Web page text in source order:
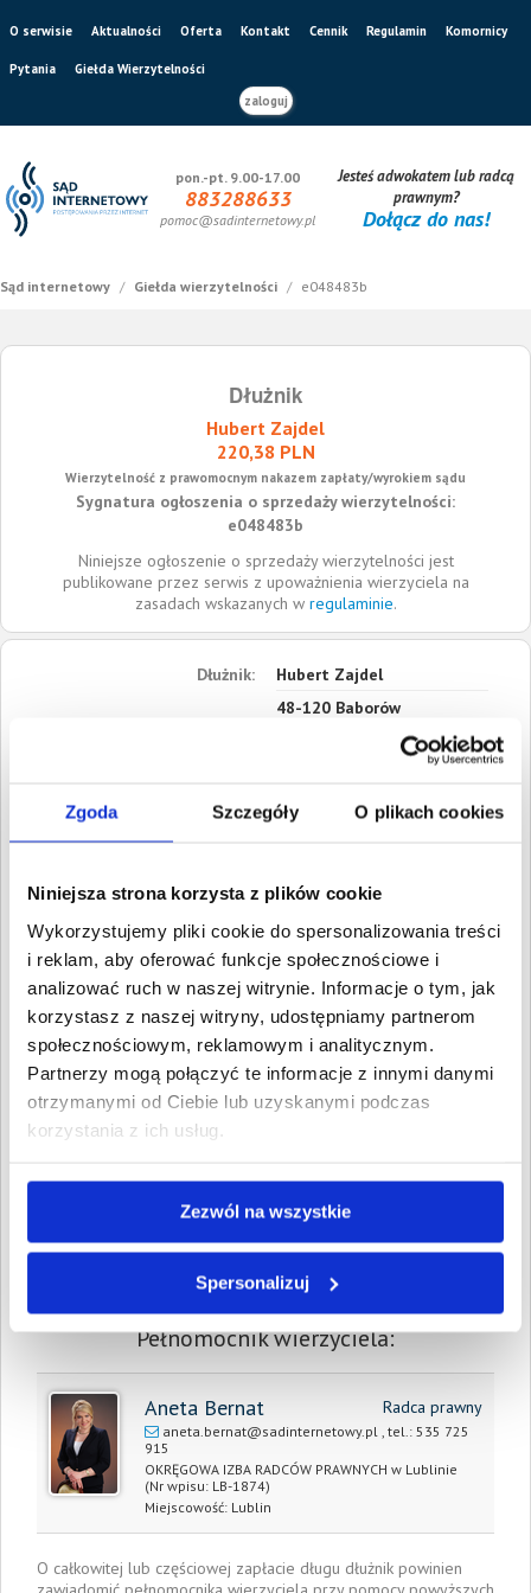
Zgoda Szczegóły O plikach cookies
Niniejsza strona korzysta z plików cookie
Wykorzystujemy pliki cookie do spersonalizowania treści
i reklam, aby oferować funkcje społecznościowe i
analizować ruch w naszej witrynie. Informacje o tym, jak
korzystasz z naszej witryny, udostępniamy partnerom
społecznościowym, reklamowym i analitycznym.
Partnerzy mogą połączyć te informacje z innymi danymi
otrzymanymi od Ciebie lub uzyskanymi podczas
korzystania z ich usług.
Zezwól na wszystkie
Spersonalizuj
O serwisie Aktualności Oferta Kontakt Cennik Regulamin Komornicy
Pytania
Giełda Wierzytelności
zaloguj
pon.-pt. 9.00-17.00
883288633
pomoc@sadinternetowy.pl
Jesteś adwokatem lub radcą
prawnym?
Dołącz do nas!
Sąd internetowy / Giełda wierzytelności / e048483b
Dłużnik
Hubert Zajdel
220,38 PLN
Wierzytelność z prawomocnym nakazem zapłaty/wyrokiem sądu
Sygnatura ogłoszenia o sprzedaży wierzytelności:
e048483b
Niniejsze ogłoszenie o sprzedaży wierzytelności jest
publikowane przez serwis z upoważnienia wierzyciela na
zasadach wskazanych w regulaminie.
Dłużnik:
Hubert Zajdel
48-120 Baborów
Wartość:
35,00 PLN
Data wymagalności:22
2. Cywilne
Data wymagalności:22
stycznia 2016
W sumie: Wartość:
70,00 PLN
Koszty sądowe: 150,38 PLN
Spłacono:
0,00 PLN
Całkowita
wartość wierzytelności:
220,38 PLN
Prawomocny nakaz
zapłaty/
10 marca 2017
Data wystawienia: 20 września 2016
Pełnomocnik wierzyciela:
Aneta Bernat Radca prawny
aneta.bernat@sadinternetowy.pl , tel.: 535 725
915
OKRĘGOWA IZBA RADCÓW PRAWNYCH w Lublinie
(Nr wpisu: LB-1874)
Miejscowość: Lublin
O całkowitej lub częściowej zapłacie długu dłużnik powinien